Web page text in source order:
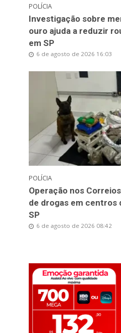
POLÍCIA
Investigação sobre
ouro ajuda a reduzir
em SP
6 de agosto de 2026 16:03
POLÍCIA
Operação nos
de drogas em centros
SP
6 de agosto de 2026 08:42